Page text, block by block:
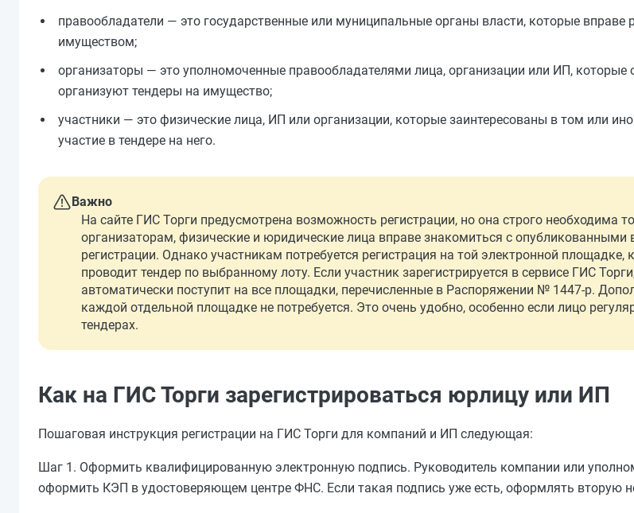
правообладатели — это государственные или муниципальные органы власти, которые
имуществом;
организаторы — это уполномоченные правообладателями лица, организации или ИП, которые
организуют тендеры на имущество;
участники — это физические лица, ИП или организации, которые заинтересованы в том или
участие в тендере на него.
Важно
На сайте ГИС Торги предусмотрена возможность регистрации, но она строго необходима
организаторам, физические и юридические лица вправе знакомиться с опубликованными
регистрации. Однако участникам потребуется регистрация на той электронной площадке,
проводит тендер по выбранному лоту. Если участник зарегистрируется в сервисе ГИС
автоматически поступит на все площадки, перечисленные в Распоряжении № 1447-р.
каждой отдельной площадке не потребуется. Это очень удобно, особенно если лицо
тендерах.
Как на ГИС Торги зарегистрироваться юрлицу или ИП
Пошаговая инструкция регистрации на ГИС Торги для компаний и ИП следующая:
Шаг 1. Оформить квалифицированную электронную подпись. Руководитель компании или
оформить КЭП в удостоверяющем центре ФНС. Если такая подпись уже есть, оформлять вторую